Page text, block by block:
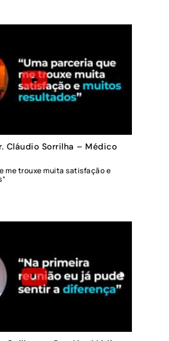
Cláudio Sorrilha – Médico
me trouxe muita satisfação e